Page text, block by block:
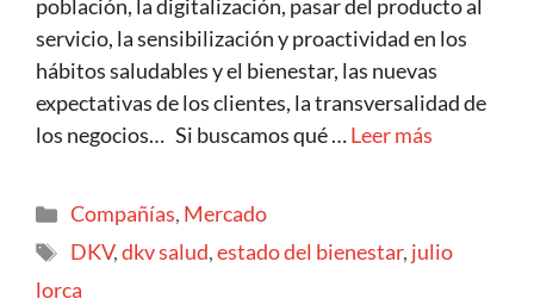
población, la digitalización, pasar del producto al
servicio, la sensibilización y proactividad en los
hábitos saludables y el bienestar, las nuevas
expectativas de los clientes, la transversalidad de
los negocios… Si buscamos qué …Leer más
Compañías, Mercado
DKV,dkv salud,estado del bienestar, julio
lorca